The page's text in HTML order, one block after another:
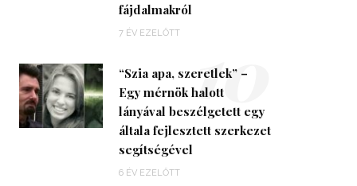
fájdalmakról
7 ÉV EZELŐTT
“Szia apa, szeretlek” –
Egy mérnök halott
lányával beszélgetett egy
általa fejlesztett szerkezet
segítségével
6 ÉV EZELŐTT
10